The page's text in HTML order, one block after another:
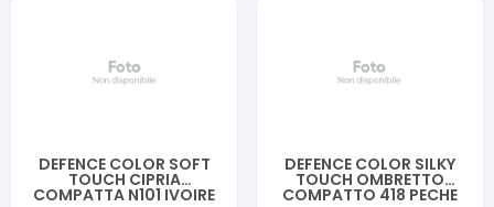
DEFENCE COLOR SOFT
TOUCH CIPRIA
COMPATTA N101 IVOIRE
DEFENCE COLOR SILKY
TOUCH OMBRETTO
COMPATTO 418 PECHE